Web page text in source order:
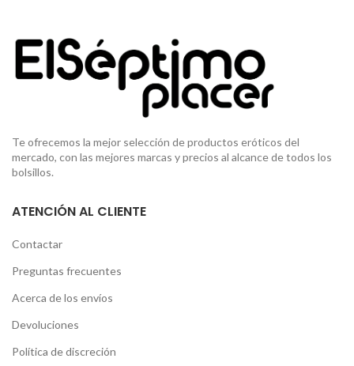
Te ofrecemos la mejor selección de productos eróticos del
mercado, con las mejores marcas y precios al alcance de todos los
bolsillos.
ATENCIÓN AL CLIENTE
Contactar
Preguntas frecuentes
Acerca de los envíos
Devoluciones
Política de discreción